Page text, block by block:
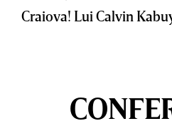
Craiova! Lui Calvin